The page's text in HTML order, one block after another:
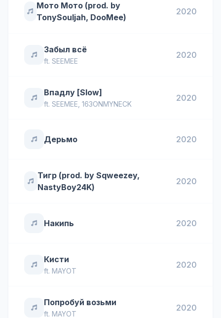
Мото Мото (prod. by
TonySouljah, DooMee)
2020
Забыл всё
ft. SEEMEE
2020
Впадлу [Slow]
ft. SEEMEE 163ONMYNECK
2020
Дерьмо 2020
Тигр (prod. by Sqweezey,
NastyBoy24K)
2020
Накипь 2020
Кисти
ft. MAYOT
2020
Попробуй возьми
ft. MAYOT
2020